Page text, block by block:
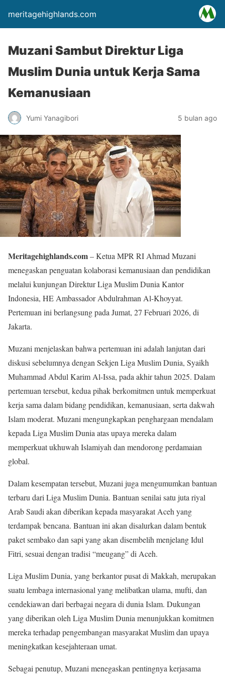
meritagehighlands.com
Muzani Sambut Direktur Liga
Muslim Dunia untuk Kerja Sama
Kemanusiaan
Yumi Yanagibori 5 bulan ago
Meritagehighlands.com– Ketua MPR RI Ahmad Muzani
menegaskan penguatan kolaborasi kemanusiaan dan pendidikan
melalui kunjungan Direktur Liga Muslim Dunia Kantor
Indonesia, HE Ambassador Abdulrahman Al-Khoyyat.
Pertemuan ini berlangsung pada Jumat, 27 Februari 2026, di
Jakarta.
Muzani menjelaskan bahwa pertemuan ini adalah lanjutan dari
diskusi sebelumnya dengan Sekjen Liga Muslim Dunia, Syaikh
Muhammad Abdul Karim Al-Issa, pada akhir tahun 2025. Dalam
pertemuan tersebut, kedua pihak berkomitmen untuk memperkuat
kerja sama dalam bidang pendidikan, kemanusiaan, serta dakwah
Islam moderat. Muzani mengungkapkan penghargaan mendalam
kepada Liga Muslim Dunia atas upaya mereka dalam
memperkuat ukhuwah Islamiyah dan mendorong perdamaian
global.
Dalam kesempatan tersebut, Muzani juga mengumumkan bantuan
terbaru dari Liga Muslim Dunia. Bantuan senilai satu juta riyal
Arab Saudi akan diberikan kepada masyarakat Aceh yang
terdampak bencana. Bantuan ini akan disalurkan dalam bentuk
paket sembako dan sapi yang akan disembelih menjelang Idul
Fitri, sesuai dengan tradisi “meugang” di Aceh.
Liga Muslim Dunia, yang berkantor pusat di Makkah, merupakan
suatu lembaga internasional yang melibatkan ulama, mufti, dan
cendekiawan dari berbagai negara di dunia Islam. Dukungan
yang diberikan oleh Liga Muslim Dunia menunjukkan komitmen
mereka terhadap pengembangan masyarakat Muslim dan upaya
meningkatkan kesejahteraan umat.
Sebagai penutup, Muzani menegaskan pentingnya kerjasama